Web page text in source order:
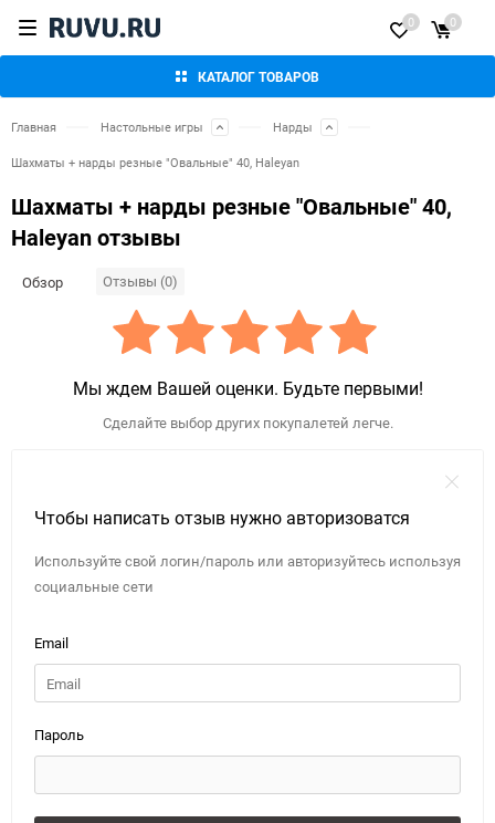
КАТАЛОГ ТОВАРОВ
0 0
Главная Настольные игры Нарды
Шахматы + нарды резные "Овальные" 40, Haleyan
Шахматы + нарды резные "Овальные" 40,
Haleyan отзывы
Обзор Отзывы (0)
Мы ждем Вашей оценки. Будьте первыми!
Сделайте выбор других покупалетей легче.
Чтобы написать отзыв нужно авторизоватся
Используйте свой логин/пароль или авторизуйтесь используя
социальные сети
Email
Пароль